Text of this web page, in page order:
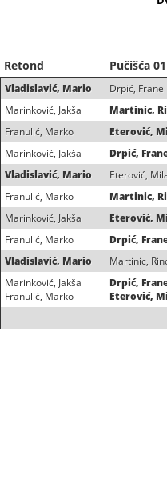
Retond Pučišća 01
Vladislavić, Mario Drpić, Frane
Marinković, Jakša
Martinic,
Franulić, Marko
Eterović,
Marinković, Jakša
Drpić,
Vladislavić, Mario
Eterović,
Franulić, Marko
Martinic,
Marinković, Jakša
Eterović,
Franulić, Marko
Drpić,
Vladislavić, Mario
Martinic,
Marinković, Jakša
Franulić, Marko
Drpić,
Eterović,